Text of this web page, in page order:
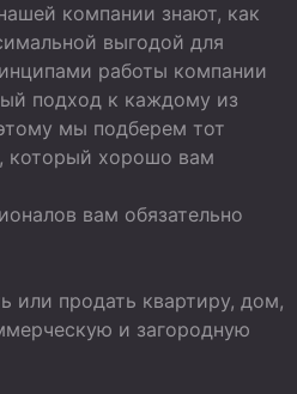
компании знают, как
выгодой для
работы компании
подход к каждому из
мы подберем тот
который хорошо вам
вам обязательно
продать квартиру, дом,
и загородную